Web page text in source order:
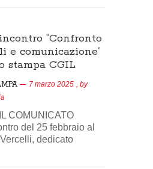
“Confronto
e comunicazione”
stampa CGIL
7 marzo 2025 , by
COMUNICATO
del 25 febbraio al
dedicato